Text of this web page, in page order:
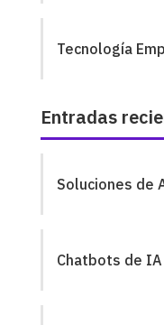
Tecnología
Entradas
Soluciones de
Chatbots de